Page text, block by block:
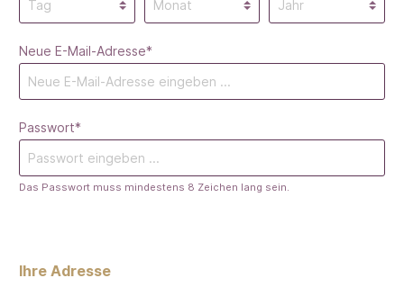
Neue E-Mail-Adresse*
Passwort*
Das Passwort muss mindestens 8 Zeichen lang sein.
Ihre Adresse